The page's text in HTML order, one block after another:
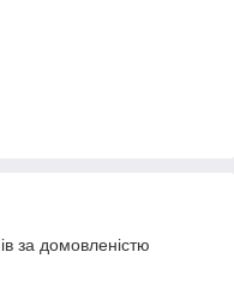
за домовленістю